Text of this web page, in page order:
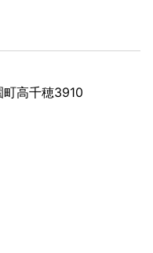
高千穂3910